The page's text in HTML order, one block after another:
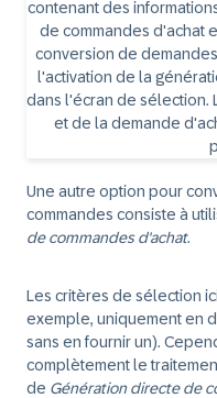
Une autre option pour
commandes consiste à
de commandes d'achat.
Les critères de sélection
exemple, uniquement en
sans en fournir un).
complètement le
de Génération directe de